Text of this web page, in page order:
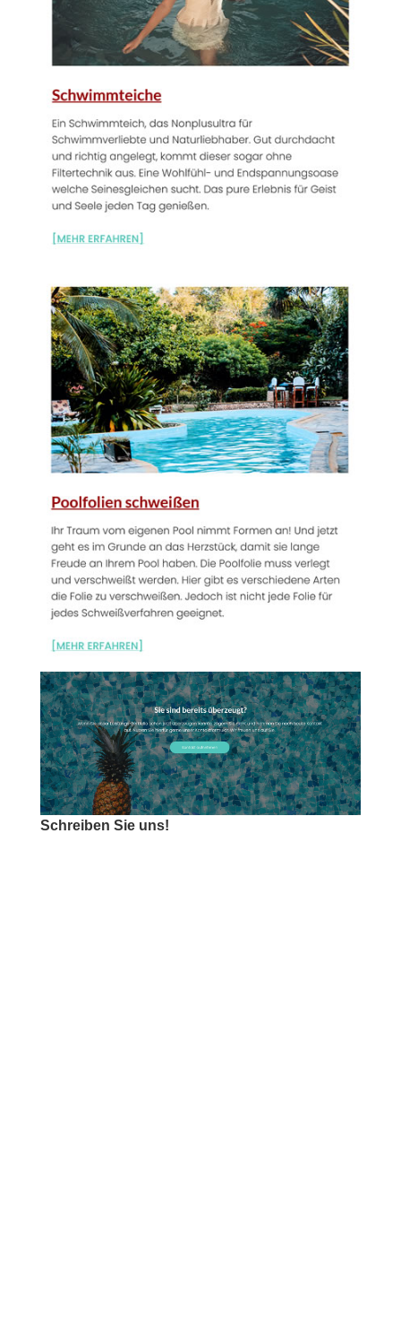
Schreiben Sie uns!